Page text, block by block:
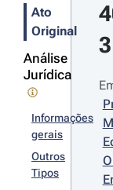
Ato
Original
Análise
Jurídica
Informações
gerais
Outros
Tipos